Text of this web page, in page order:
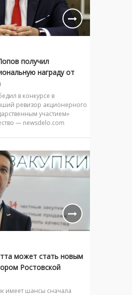
получил
награду от
в конкурсе в
ревизор акционерного
участием»
— newsdelo.com
может стать новым
Ростовской
имеет шансы сначала